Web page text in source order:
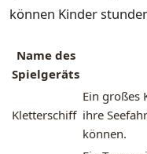
können Kinder
Name des
Spielgeräts
Kletterschiff
Ein großes
ihre
können.